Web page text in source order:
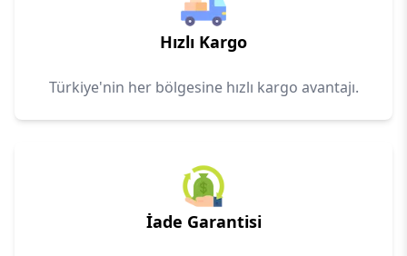
Hızlı Kargo
Türkiye'nin her bölgesine hızlı kargo avantajı.
İade Garantisi